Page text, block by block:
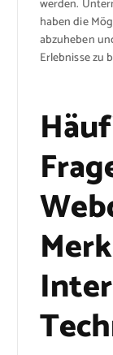
werden.
haben die
abzuheben
Erlebnisse zu